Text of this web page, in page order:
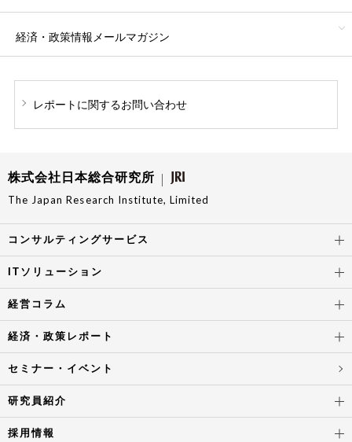
経済・政策情報 メールマガジン
レポートに関するお問い合わせ
株式会社日本総合研究所
The Japan Research Institute, Limited
コンサルティングサービス
ITソリューション
経営コラム
経済・政策レポート
セミナー・イベント
研究員紹介
採用情報